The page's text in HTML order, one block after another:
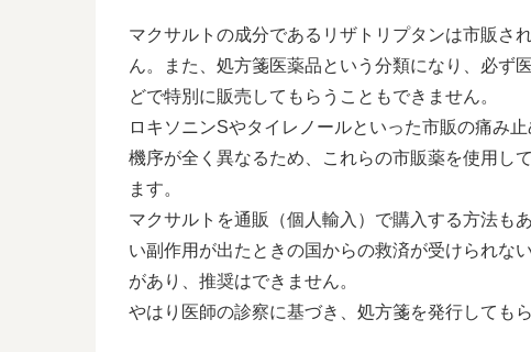
マクサルトの成分であるリザトリプタンは市販さ
ん。また、処方箋医薬品という分類になり、必ず
どで特別に販売してもらうこともできません。
ロキソニンSやタイレノールといった市販の痛み
機序が全く異なるため、これらの市販薬を使用し
ます。
マクサルトを通販（個人輸入）で購入する方法も
い副作用が出たときの国からの救済が受けられな
があり、推奨はできません。
やはり医師の診察に基づき、処方箋を発行しても